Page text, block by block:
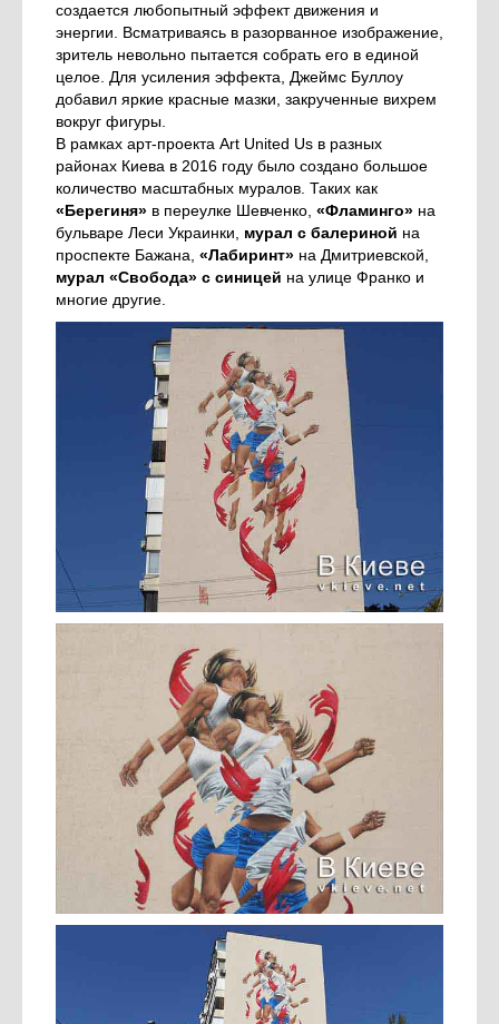
создается любопытный эффект движения и
энергии. Всматриваясь в разорванное изображение,
зритель невольно пытается собрать его в единой
целое. Для усиления эффекта, Джеймс Буллоу
добавил яркие красные мазки, закрученные вихрем
вокруг фигуры.
В рамках арт-проекта Art United Us в разных
районах Киева в 2016 году было создано большое
количество масштабных муралов. Таких как
«Берегиня» в переулке Шевченко, «Фламинго» на
бульваре Леси Украинки, мурал с балериной на
проспекте Бажана, «Лабиринт» на Дмитриевской,
мурал «Свобода» с синицей на улице Франко и
многие другие.